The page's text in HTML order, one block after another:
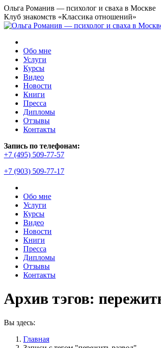
Перейти
к
содержанию
Ольга Романив — психолог и сваха в Москве
Клуб знакомств «Классика отношений»
Обо мне
Услуги
Курсы
Видео
Новости
Книги
Пресса
Дипломы
Отзывы
Контакты
Запись по телефонам:
+7 (495) 509-77-57
+7 (903) 509-77-17
Обо мне
Услуги
Курсы
Видео
Новости
Книги
Пресса
Дипломы
Отзывы
Контакты
Архив тэгов:
Вы здесь:
Главная